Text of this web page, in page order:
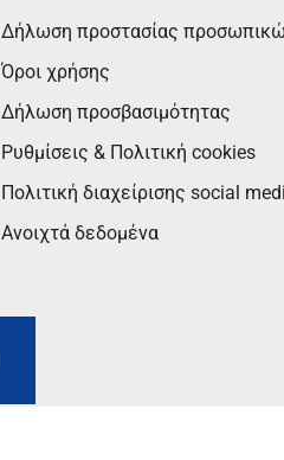
Δήλωση προστασίας
Όροι χρήσης
Δήλωση προσβασιμότητας
Ρυθμίσεις & Πολιτική cookies
Πολιτική διαχείρισης social
Ανοιχτά δεδομένα